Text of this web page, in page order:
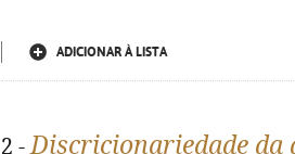
ADICIONAR À LISTA
2 -Discricionariedade